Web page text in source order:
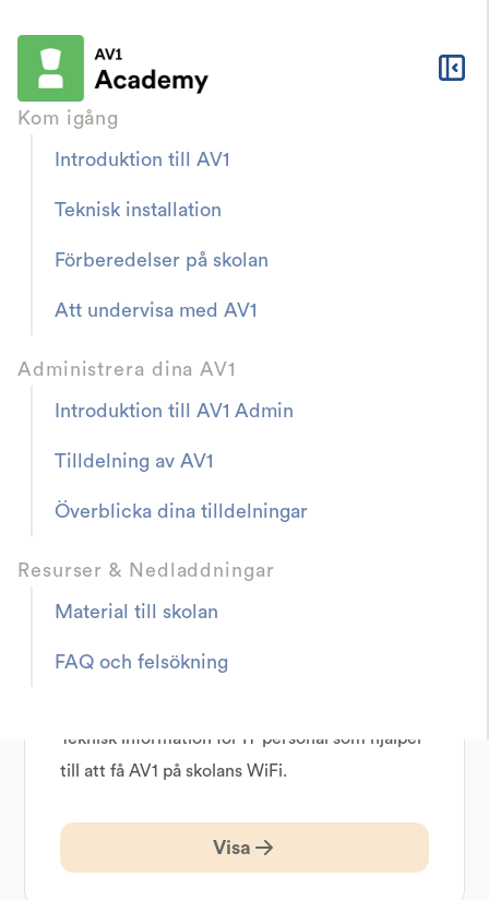
Kom igång
Introduktion till AV1
Teknisk installation
Förberedelser på skolan
Att undervisa med AV1
Administrera dina AV1
Introduktion till AV1 Admin
Tilldelning av AV1
Överblicka dina tilldelningar
Resurser & Nedladdningar
Material till skolan
FAQ och felsökning
Teknisk installation
Felsökningsguide för AV1
Har din AV1 ingen internetanslutning, eller kan
eleven inte ansluta? Följ dessa steg för att
Visa
Teknisk information för IT-personal som hjälper
till att få AV1 på skolans WiFi.
Visa